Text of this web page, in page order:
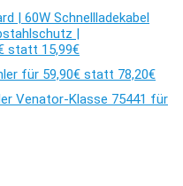
| 60W Schnellladekabel
|
statt 15,99€
für 59,90€ statt 78,20€
Venator-Klasse 75441 für